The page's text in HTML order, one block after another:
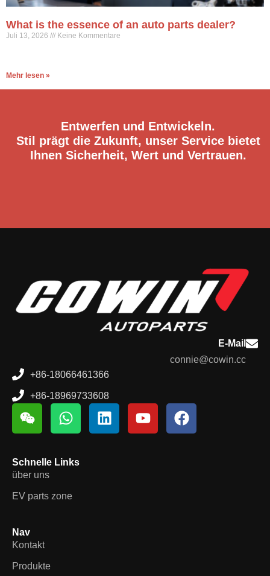
What is the essence of an auto parts dealer?
Juli 13, 2026 Keine Kommentare
Mehr lesen »
Entwerfen und Entwickeln.
Stil prägt die Zukunft, unser Service bietet
Ihnen Sicherheit, Wert und Vertrauen.
E-Mail
connie@cowin.cc
+86-18066461366
+86-18969733608
Schnelle Links
über uns
EV parts zone
Nav
Kontakt
Produkte